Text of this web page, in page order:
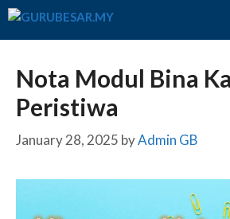
Skip
Nota Modul Bina
Peristiwa
January 28, 2025 byAdmin GB